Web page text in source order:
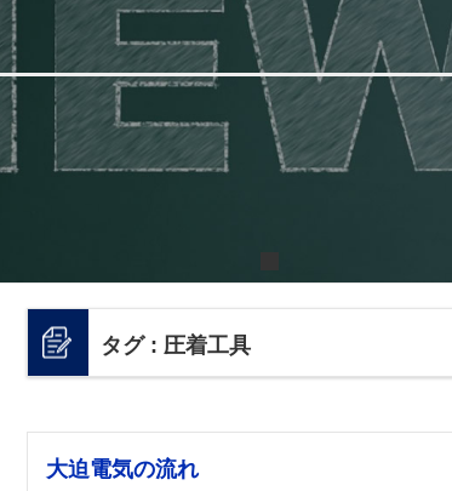
タグ : 圧着工具
大迫電気の流れ